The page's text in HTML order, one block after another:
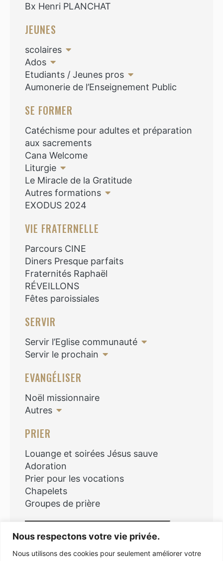
Nous respectons votre vie privée.
Nous utilisons des cookies pour seulement améliorer votre
Bx Henri PLANCHAT
JEUNES
scolaires
Ados
Etudiants / Jeunes pros
Aumonerie de l’Enseignement Public
SE FORMER
Catéchisme pour adultes et préparation
aux sacrements
Cana Welcome
Liturgie
Le Miracle de la Gratitude
Autres formations
EXODUS 2024
VIE FRATERNELLE
Parcours CINE
Diners Presque parfaits
Fraternités Raphaël
RÉVEILLONS
Fêtes paroissiales
SERVIR
Servir l’Eglise communauté
Servir le prochain
EVANGÉLISER
Noël missionnaire
Autres
PRIER
Louange et soirées Jésus sauve
Adoration
Prier pour les vocations
Chapelets
Groupes de prière